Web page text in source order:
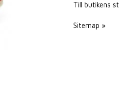
Till butikens
Sitemap »